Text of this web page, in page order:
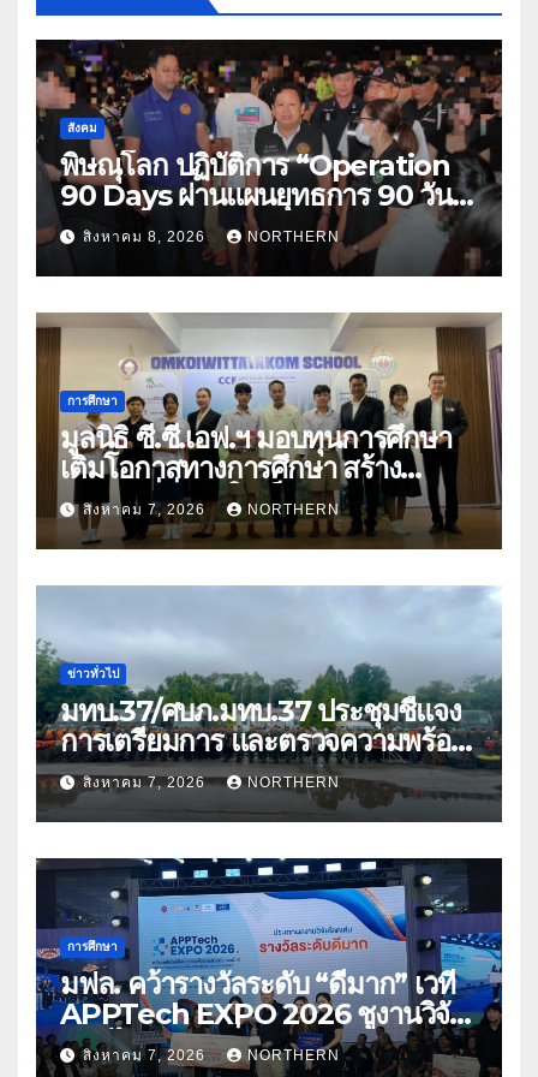
สังคม
พิษณุโลก ปฏิบัติการ “Operation
90 Days ผ่านแผนยุทธการ 90 วัน
พิชิตยาเสพติด” ปราบปรามกวาดล้าง
ยาเสพติดสถานบันเทิง พบสารเสพติด
4 ราย
สิงหาคม 8, 2026 NORTHERN
การศึกษา
มูลนิธิ ซี.ซี.เอฟ.ฯ มอบทุนการศึกษา
เติมโอกาสทางการศึกษา สร้าง
อนาคตที่มั่นคงให้เด็กและเยาวชน
ด้อยโอกาส
สิงหาคม 7, 2026 NORTHERN
ข่าวทั่วไป
มทบ.37/ศบภ.มทบ.37 ประชุมชี้แจง
การเตรียมการ และตรวจความพร้อม
ด้านการบรรเทาสาธารณภัย
สิงหาคม 7, 2026 NORTHERN
การศึกษา
มฟล. คว้ารางวัลระดับ “ดีมาก” เวที
APPTech EXPO 2026 ชูงานวิจัย
สมุนไพร ขับเคลื่อนนวัตกรรมสู่เชิง
สิงหาคม 7, 2026 NORTHERN